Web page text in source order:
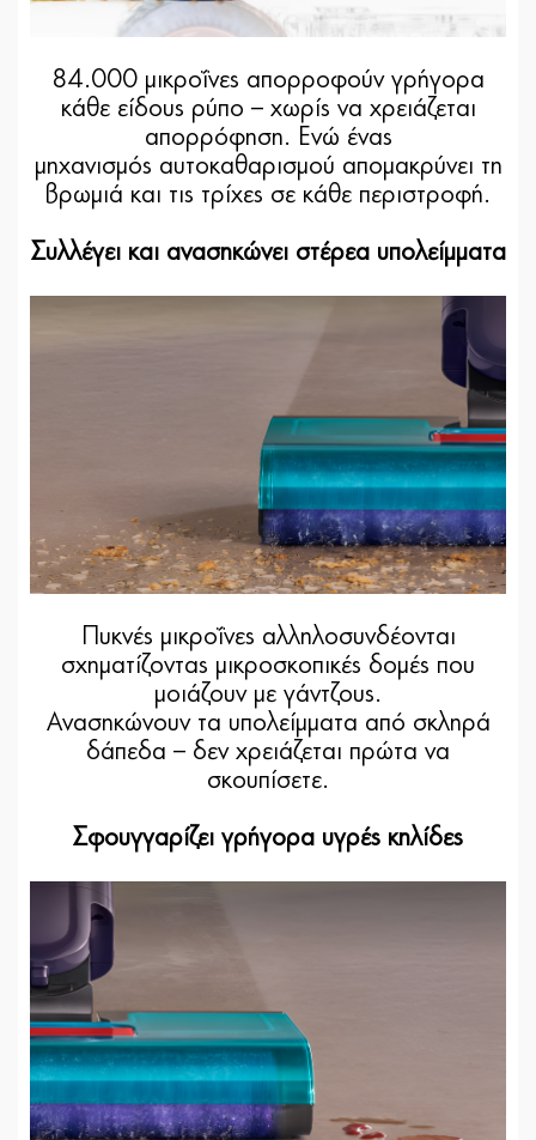
84.000 μικροΐνες απορροφούν γρήγορα
κάθε είδους ρύπο – χωρίς να χρειάζεται
απορρόφηση. Ενώ ένας
μηχανισμός αυτοκαθαρισμού απομακρύνει τη
βρωμιά και τις τρίχες σε κάθε περιστροφή.
Συλλέγει και ανασηκώνει στέρεα υπολείμματα
Πυκνές μικροΐνες αλληλοσυνδέονται
σχηματίζοντας μικροσκοπικές δομές που
μοιάζουν με γάντζους.
Ανασηκώνουν τα υπολείμματα από σκληρά
δάπεδα – δεν χρειάζεται πρώτα να
σκουπίσετε.
Σφουγγαρίζει γρήγορα υγρές κηλίδες